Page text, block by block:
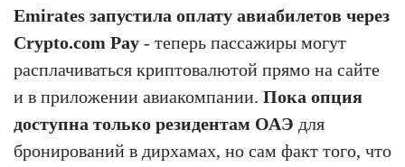
Emirates запустила оплату авиабилетов через
Crypto.com Pay - теперь пассажиры могут
расплачиваться криптовалютой прямо на сайте
и в приложении авиакомпании. Пока опция
доступна только резидентам ОАЭ для
бронирований в дирхамах, но сам факт того, что